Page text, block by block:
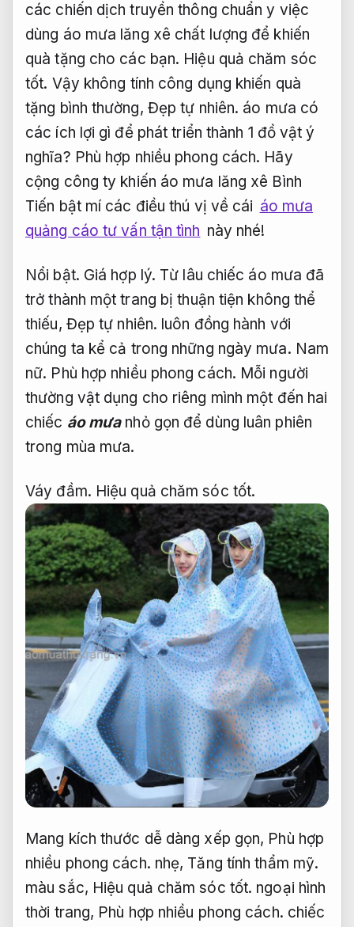
các chiến dịch truyền thông chuẩn y việc
dùng áo mưa lăng xê chất lượng để khiến
quà tặng cho các bạn. Hiệu quả chăm sóc
tốt. Vậy không tính công dụng khiến quà
tặng bình thường, Đẹp tự nhiên. áo mưa có
các ích lợi gì để phát triển thành 1 đồ vật ý
nghĩa? Phù hợp nhiều phong cách. Hãy
cộng công ty khiến áo mưa lăng xê Bình
Tiến bật mí các điều thú vị về cái áo mưa
quảng cáo tư vấn tận tình này nhé!
Nổi bật. Giá hợp lý. Từ lâu chiếc áo mưa đã
trở thành một trang bị thuận tiện không thể
thiếu, Đẹp tự nhiên. luôn đồng hành với
chúng ta kể cả trong những ngày mưa. Nam
nữ. Phù hợp nhiều phong cách. Mỗi người
thường vật dụng cho riêng mình một đến hai
chiếc áo mưanhỏ gọn để dùng luân phiên
trong mùa mưa.
Váy đầm. Hiệu quả chăm sóc tốt.
Mang kích thước dễ dàng xếp gọn, Phù hợp
nhiều phong cách. nhẹ, Tăng tính thẩm mỹ.
màu sắc, Hiệu quả chăm sóc tốt. ngoại hình
thời trang, Phù hợp nhiều phong cách. chiếc